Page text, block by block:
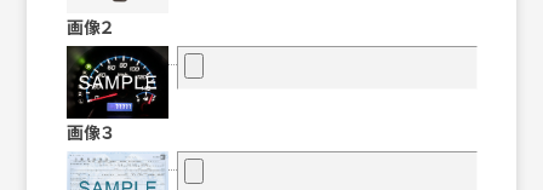
画像２
画像３